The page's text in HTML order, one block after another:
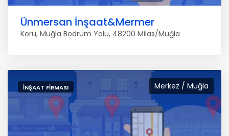
Ünmersan İnşaat&Mermer
Koru, Muğla Bodrum Yolu, 48200 Milas/Muğla
Merkez / Muğla
İNŞAAT FIRMASI